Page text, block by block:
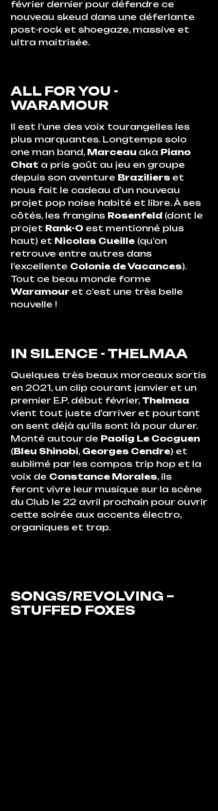
février dernier pour défendre ce
nouveau skeud dans une déferlante
post-rock et shoegaze, massive et
ultra maitrisée.
ALL FOR YOU -
WARAMOUR
Il est l’une des voix tourangelles les
plus marquantes. Longtemps solo
one man band, Marceau aka Piano
Chat a pris goût au jeu en groupe
depuis son aventure Braziliers et
nous fait le cadeau d’un nouveau
projet pop noise habité et libre. À ses
côtés, les frangins Rosenfeld (dont le
projet Rank-Oest mentionné plus
haut) et Nicolas Cueille(qu’on
retrouve entre autres dans
l’excellente Colonie de Vacances).
Tout ce beau monde forme
Waramour et c’est une très belle
nouvelle !
IN SILENCE - THELMAA
Quelques très beaux morceaux sortis
en 2021, un clip courant janvier et un
premier E.P. début février, Thelmaa
vient tout juste d’arriver et pourtant
on sent déjà qu’ils sont là pour durer.
Monté autour de Paolig Le Cocguen
(Bleu Shinobi, Georges Cendre) et
sublimé par les compos trip hop et la
voix de Constance Morales, ils
feront vivre leur musique sur la scène
du Club le 22 avril prochain pour ouvrir
cette soirée aux accents électro,
organiques et trap.
SONGS/REVOLVING –
STUFFED FOXES